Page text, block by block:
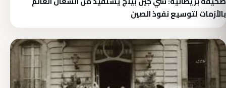
بالأزمات لتوسيع نفوذ الصين